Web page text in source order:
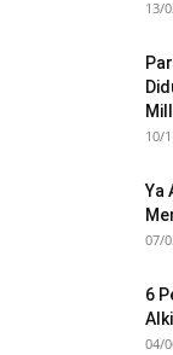
13/
10/
Ya
07/
6
04/